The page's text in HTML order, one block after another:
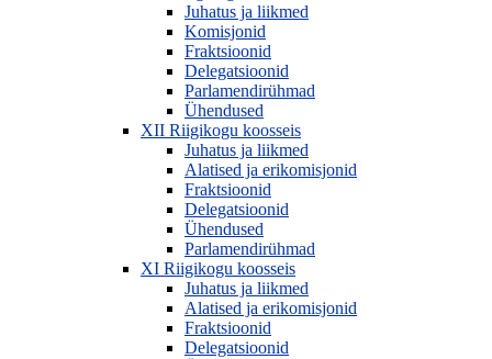
Juhatus ja liikmed
Komisjonid
Fraktsioonid
Delegatsioonid
Parlamendirühmad
Ühendused
XII Riigikogu koosseis
Juhatus ja liikmed
Alatised ja erikomisjonid
Fraktsioonid
Delegatsioonid
Ühendused
Parlamendirühmad
XI Riigikogu koosseis
Juhatus ja liikmed
Alatised ja erikomisjonid
Fraktsioonid
Delegatsioonid